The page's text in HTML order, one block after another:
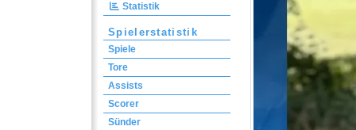
Statistik
Spielerstatistik
Spiele
Tore
Assists
Scorer
Sünder